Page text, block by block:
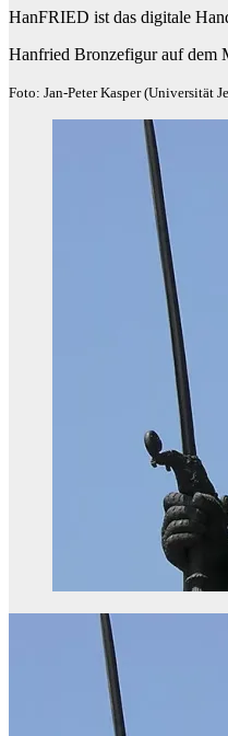
HanFRIED ist das digitale
Hanfried Bronzefigur auf dem
Foto: Jan-Peter Kasper (Universität